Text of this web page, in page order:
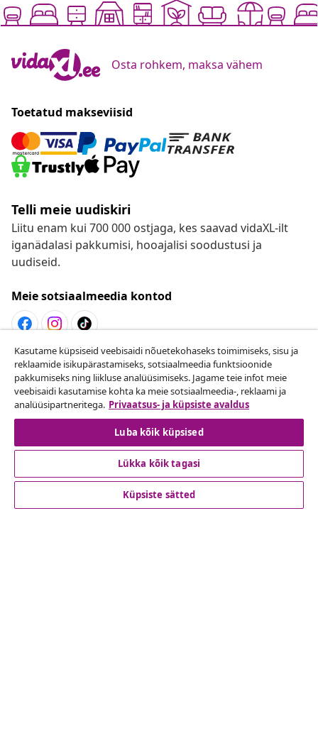
Osta rohkem, maksa vähem
Toetatud makseviisid
Telli meie uudiskiri
Liitu enam kui 700 000 ostjaga, kes saavad vidaXL-ilt
iganädalasi pakkumisi, hooajalisi soodustusi ja
uudiseid.
Meie sotsiaalmeedia kontod
Lepingust taganemine
Esita oma tellimuse kohta tagastamissoov.
Lepingust taganemine
Klienditeenindus
Kasutame küpsiseid veebisaidi nõuetekohaseks toimimiseks, sisu ja
reklaamide isikupärastamiseks, sotsiaalmeedia funktsioonide
pakkumiseks ning liikluse analüüsimiseks. Jagame teie infot meie
veebisaidi kasutamise kohta ka meie sotsiaalmeedia-, reklaami ja
analüüsipartneritega. Privaatsus- ja küpsiste avaldus
Luba kõik küpsised
Lükka kõik tagasi
Küpsiste sätted